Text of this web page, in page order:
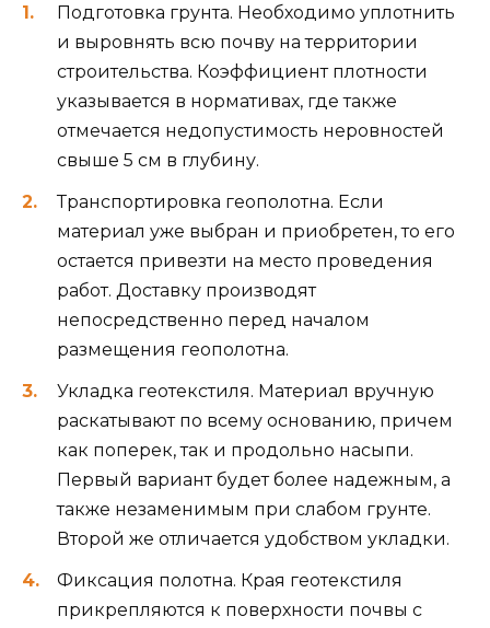
Подготовка грунта. Необходимо уплотнить
и выровнять всю почву на территории
строительства. Коэффициент плотности
указывается в нормативах, где также
отмечается недопустимость неровностей
свыше 5 см в глубину.
Транспортировка геополотна. Если
материал уже выбран и приобретен, то его
остается привезти на место проведения
работ. Доставку производят
непосредственно перед началом
размещения геополотна.
Укладка геотекстиля. Материал вручную
раскатывают по всему основанию, причем
как поперек, так и продольно насыпи.
Первый вариант будет более надежным, а
также незаменимым при слабом грунте.
Второй же отличается удобством укладки.
Фиксация полотна. Края геотекстиля
прикрепляются к поверхности почвы с